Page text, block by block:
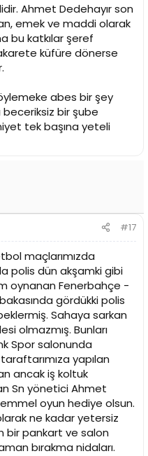
Ahmet Dedehayır son
emek ve maddi olarak
bu katkılar şeref
küfüre dönerse
abes bir şey
beceriksiz bir şube
tek başına yeteli
#17
maçlarımızda
polis dün akşamki gibi
oynanan Fenerbahçe -
gördükki polis
Sahaya sarkan
olmazmış. Bunları
Spor salonunda
yapılan
ancak iş koltuk
Sn yönetici Ahmet
oyun hediye olsun.
ne kadar yetersiz
bir pankart ve salon
bırakma nidaları.